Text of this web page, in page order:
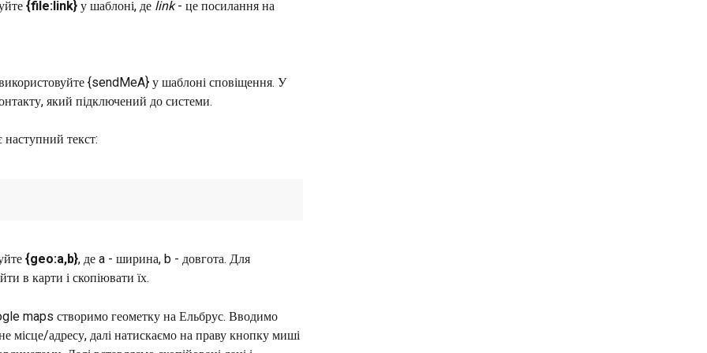
{file:link} у шаблоні, де link - це посилання на
{sendMeA} у шаблоні сповіщення. У
який підключений до системи.
текст:
{geo:a,b}, де a - ширина, b - довгота. Для
в карти і скопіювати їх.
maps створимо геометку на Ельбрус. Вводимо
місце/адресу, далі натискаємо на праву кнопку миші